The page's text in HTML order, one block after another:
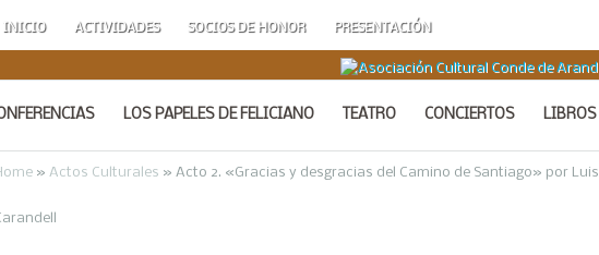
INICIO ACTIVIDADES SOCIOS DE HONOR PRESENTACIÓN
LOS PAPELES DE FELICIANO TEATRO CONCIERTOS LIBROS
» Actos Culturales » Acto 2. «Gracias y desgracias del Camino de Santiago» por Luis